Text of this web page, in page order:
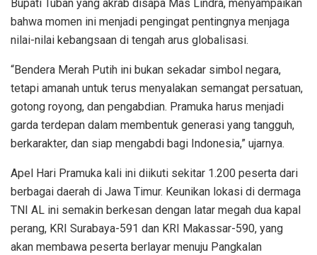
Bupati Tuban yang akrab disapa Mas Lindra, menyampaikan
bahwa momen ini menjadi pengingat pentingnya menjaga
nilai-nilai kebangsaan di tengah arus globalisasi.
“Bendera Merah Putih ini bukan sekadar simbol negara,
tetapi amanah untuk terus menyalakan semangat persatuan,
gotong royong, dan pengabdian. Pramuka harus menjadi
garda terdepan dalam membentuk generasi yang tangguh,
berkarakter, dan siap mengabdi bagi Indonesia,” ujarnya.
Apel Hari Pramuka kali ini diikuti sekitar 1.200 peserta dari
berbagai daerah di Jawa Timur. Keunikan lokasi di dermaga
TNI AL ini semakin berkesan dengan latar megah dua kapal
perang, KRI Surabaya-591 dan KRI Makassar-590, yang
akan membawa peserta berlayar menuju Pangkalan